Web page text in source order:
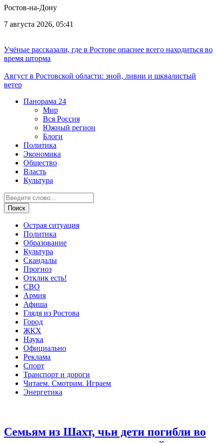
Ростов-на-Дону
7 августа 2026, 05:41
Учёные рассказали, где в Ростове опаснее всего находиться во
время шторма
Август в Ростовской области: зной, ливни и шквалистый
ветер
Панорама 24
Мир
Вся Россия
Южный регион
Блоги
Политика
Экономика
Общество
Власть
Культура
Острая ситуация
Политика
Образование
Культура
Скандалы
Прогноз
Отклик есть!
СВО
Армия
Афиша
Глядя из Ростова
Город
ЖКХ
Наука
Официально
Реклама
Спорт
Транспорт и дороги
Читаем. Смотрим. Играем
Энергетика
Семьям из Шахт, чьи дети погибли во